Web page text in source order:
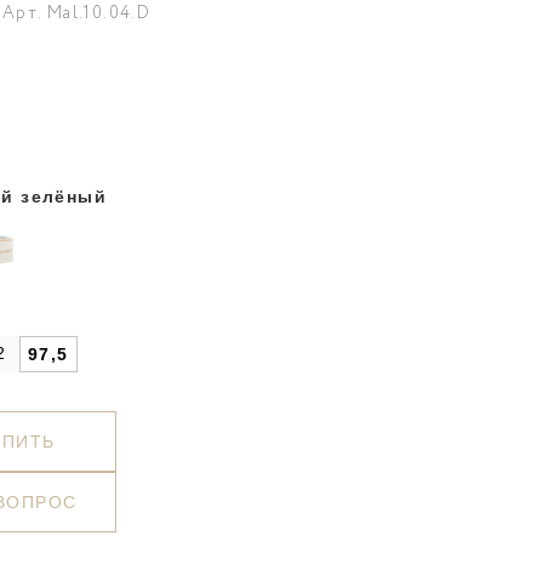
Арт. Mal.10.04.D
зелёный
97,5